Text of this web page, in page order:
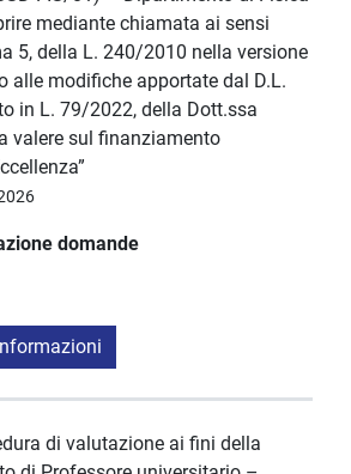
mediante chiamata ai sensi
5, della L. 240/2010 nella versione
alle modifiche apportate dal D.L.
in L. 79/2022, della Dott.ssa
valere sul finanziamento
domande
di valutazione ai fini della